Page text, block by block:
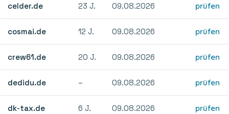
celder.de 23 J. 09.08.2026 prüfen
cosmai.de 12 J. 09.08.2026 prüfen
crew61.de 20 J. 09.08.2026 prüfen
dedidu.de – 09.08.2026 prüfen
dk-tax.de 6 J. 09.08.2026 prüfen